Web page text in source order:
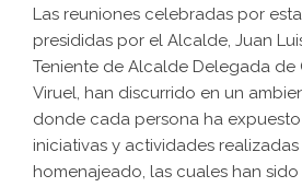
Las reuniones celebradas por
presididas por el Alcalde, Juan
Teniente de Alcalde Delegada de
Viruel, han discurrido en un
donde cada persona ha
iniciativas y actividades
homenajeado, las cuales han